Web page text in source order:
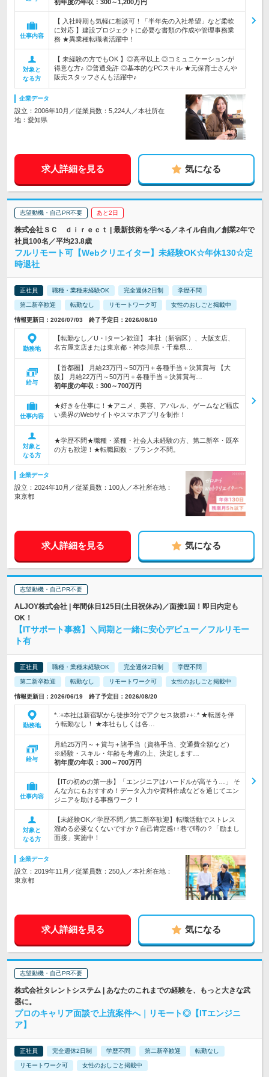
初年度の年収： 300～1,200万円
仕事内容
【 入社時期も気軽に相談可！「半年先の入社希望」など柔軟
に対応 】建設プロジェクトに必要な書類の作成や管理事務業
務 ★異業種転職者活躍中！
対象と
なる方
【 未経験の方でもOK 】◎高卒以上 ◎コミュニケーションが
得意な方♪ ◎普通免許 ◎基本的なPCスキル ★元保育士さんや
販売スタッフさんも活躍中♪
企業データ
設立：2006年10月／従業員数：5,224人／本社所在
地：愛知県
求人詳細を見る 気になる
志望動機・自己PR不要 あと2日
株式会社ＳＣ ｄｉｒｅｃｔ | 最新技術を学べる／ネイル自由／創業2年で
社員100名／平均23.8歳
フルリモート可【Webクリエイター】未経験OK☆年休130☆定
時退社
正社員 職種・業種未経験OK 完全週休2日制 学歴不問
第二新卒歓迎 転勤なし リモートワーク可 女性のおしごと掲載中
情報更新日：2026/07/03 終了予定日：2026/08/10
勤務地
【転勤なし／U・Iターン歓迎】 本社（新宿区）、大阪支店、
名古屋支店または東京都・神奈川県・千葉県…
給与
【首都圏】 月給23万円～50万円＋各種手当＋決算賞与 【大
阪】 月給22万円～50万円＋各種手当＋決算賞与…
初年度の年収： 300～700万円
仕事内容
★好きを仕事に！★アニメ、美容、アパレル、ゲームなど幅広
い業界のWebサイトやスマホアプリを制作！
対象と
なる方
★学歴不問★職種・業種・社会人未経験の方、第二新卒・既卒
の方も歓迎！★転職回数・ブランク不問。
企業データ
設立：2024年10月／従業員数：100人／本社所在地：
東京都
求人詳細を見る 気になる
志望動機・自己PR不要
ALJOY株式会社 | 年間休日125日(土日祝休み)／面接1回！即日内定も
OK！
【ITサポート事務】＼同期と一緒に安心デビュー／フルリモー
ト有
正社員 職種・業種未経験OK 完全週休2日制 学歴不問
第二新卒歓迎 転勤なし リモートワーク可 女性のおしごと掲載中
情報更新日：2026/06/19 終了予定日：2026/08/20
勤務地
*.:+本社は新宿駅から徒歩3分でアクセス抜群♪+:.* ★転居を伴
う転勤なし！ ★本社もしくは各…
給与
月給25万円～＋賞与＋諸手当（資格手当、交通費全額など）
※経験・スキル・年齢を考慮の上、決定します…
初年度の年収： 300～700万円
仕事内容
【ITの初めの第一歩】「エンジニアはハードルが高そう…」 そ
んな方にもおすすめ！データ入力や資料作成などを通じてエン
ジニアを助ける事務ワーク！
対象と
なる方
【未経験OK／学歴不問／第二新卒歓迎】転職活動でストレス
溜める必要なくないですか？自己肯定感↑↑巷で噂の？「励まし
面接」実施中！
企業データ
設立：2019年11月／従業員数：250人／本社所在地：
東京都
求人詳細を見る 気になる
志望動機・自己PR不要
株式会社タレントシステム | あなたのこれまでの経験を、もっと大きな武
器に。
プロのキャリア面談で上流案件へ｜リモート◎【ITエンジニ
ア】
正社員 完全週休2日制 学歴不問 第二新卒歓迎 転勤なし
リモートワーク可 女性のおしごと掲載中